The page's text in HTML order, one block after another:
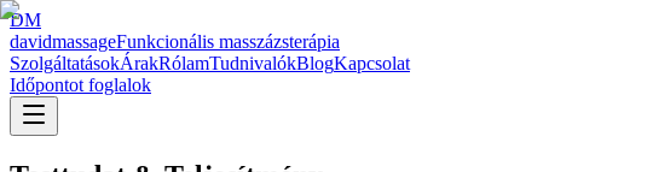
DM
davidmassageFunkcionális masszázsterápia
SzolgáltatásokÁrakRólamTudnivalókBlogKapcsolat
Időpontot foglalok